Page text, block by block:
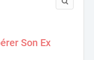
Son Ex